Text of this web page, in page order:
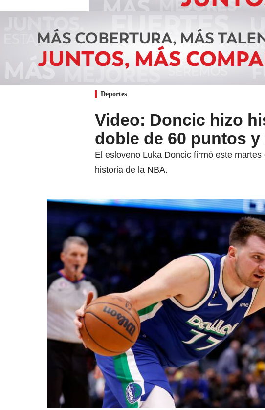
Deportes
Video: Doncic hizo
doble de 60 puntos y
El esloveno Luka Doncic firmó este
historia de la NBA.